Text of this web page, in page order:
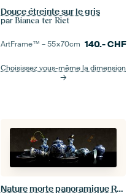
Douce étreinte sur le gris
par Bianca ter Riet
ArtFrame™ –55×70cm 140.-CHF
Choisissez vous-même la dimension
Nature morte panoramique Royal Delft